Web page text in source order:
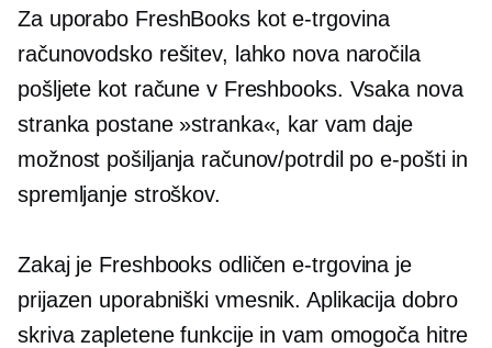
Za uporabo FreshBooks kote-trgovina
računovodsko rešitev, lahko nova naročila
pošljete kot račune v Freshbooks. Vsaka nova
stranka postane »stranka«, kar vam daje
možnost pošiljanja računov/potrdil po e-pošti in
spremljanje stroškov.
Zakaj je Freshbooks odličene-trgovina je
prijazen uporabniški vmesnik. Aplikacija dobro
skriva zapletene funkcije in vam omogoča hitre